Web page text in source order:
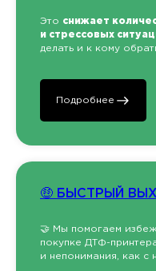
Это снижает
и стрессовых
делать и к кому
Подробнее
🤑 БЫСТРЫЙ
🤝 Мы помогаем
покупке ДТФ-
и непонимания, как с